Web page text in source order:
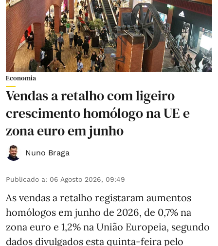
Economia
Vendas a retalho com ligeiro
crescimento homólogo na UE e
zona euro em junho
Nuno Braga
Publicado a: 06 Agosto 2026, 09:49
As vendas a retalho registaram aumentos
homólogos em junho de 2026, de 0,7% na
zona euro e 1,2% na União Europeia, segundo
dados divulgados esta quinta-feira pelo